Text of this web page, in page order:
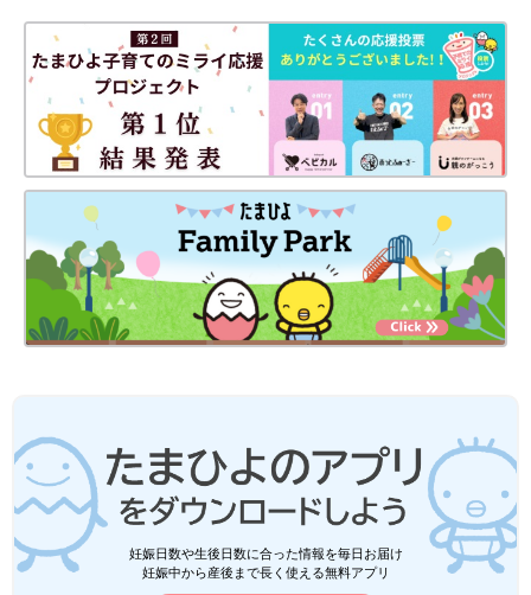
節句とは子どもの健やかな成長を願って行う行
事で、初節句とは、赤ちゃんが生まれて初めて
迎える節句のことをいいます。女の子は３月３
日の桃の節句に、男の子は５月５日の端午の節
句にお祝いします。ただ、節句が生まれて３カ
月以内に来るときは、翌年に行うようにしま
す。
コンパクトサイズの兜&こいのぼりは、どれもオシャレで素敵で
したよね。しっかりとした存在感を持ちつつも場所を取らないな
んて、ママにとってはとてもありがたいですよね。ぜひ、兜やこ
いのぼり選びの参考にしてみてくださいね。
(文・水川ちさ)
※記事内容でご紹介している投稿、リンク先は、削除される場合
があります。あらかじめご了承ください。
※記事の内容は記載当時の情報であり、現在と異なる場合があり
ます。
妊娠日数や生後日数に合った情報を毎日お届け
妊娠中から産後まで長く使える無料アプリ